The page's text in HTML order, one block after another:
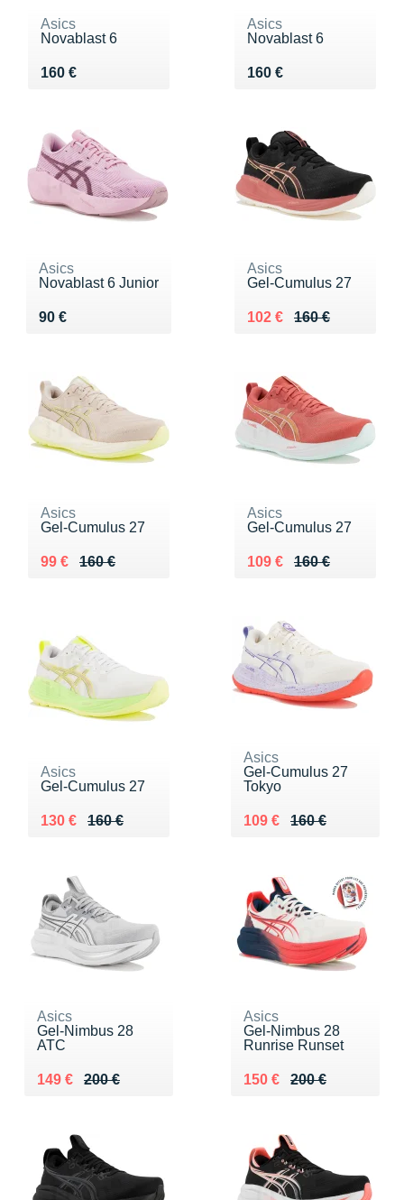
Asics
Novablast 6
160 €
Vendu 160 €
Asics
Novablast 6
160 €
Vendu 160 €
Asics
Novablast 6 Junior
90 €
Vendu 90 €
Asics
Gel-Cumulus 27
160 €
Au lieu de 160 €
102 €
Vendu 102 €
Asics
Gel-Cumulus 27
160 €
Au lieu de 160 €
99 €
Vendu 99 €
Asics
Gel-Cumulus 27
160 €
Au lieu de 160 €
109 €
Vendu 109 €
Asics
Gel-Cumulus 27
160 €
Au lieu de 160 €
130 €
Vendu 130 €
Asics
Gel-Cumulus 27
Tokyo
160 €
Au lieu de 160 €
109 €
Vendu 109 €
Asics
Gel-Nimbus 28
ATC
200 €
Au lieu de 200 €
149 €
Vendu 149 €
Asics
Gel-Nimbus 28
Runrise Runset
200 €
Au lieu de 200 €
150 €
Vendu 150 €